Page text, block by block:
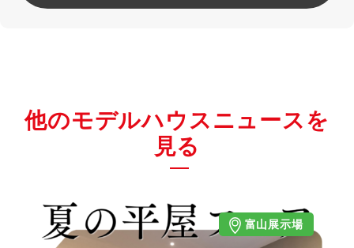
他のモデルハウスニュースを
見る
富山展示場